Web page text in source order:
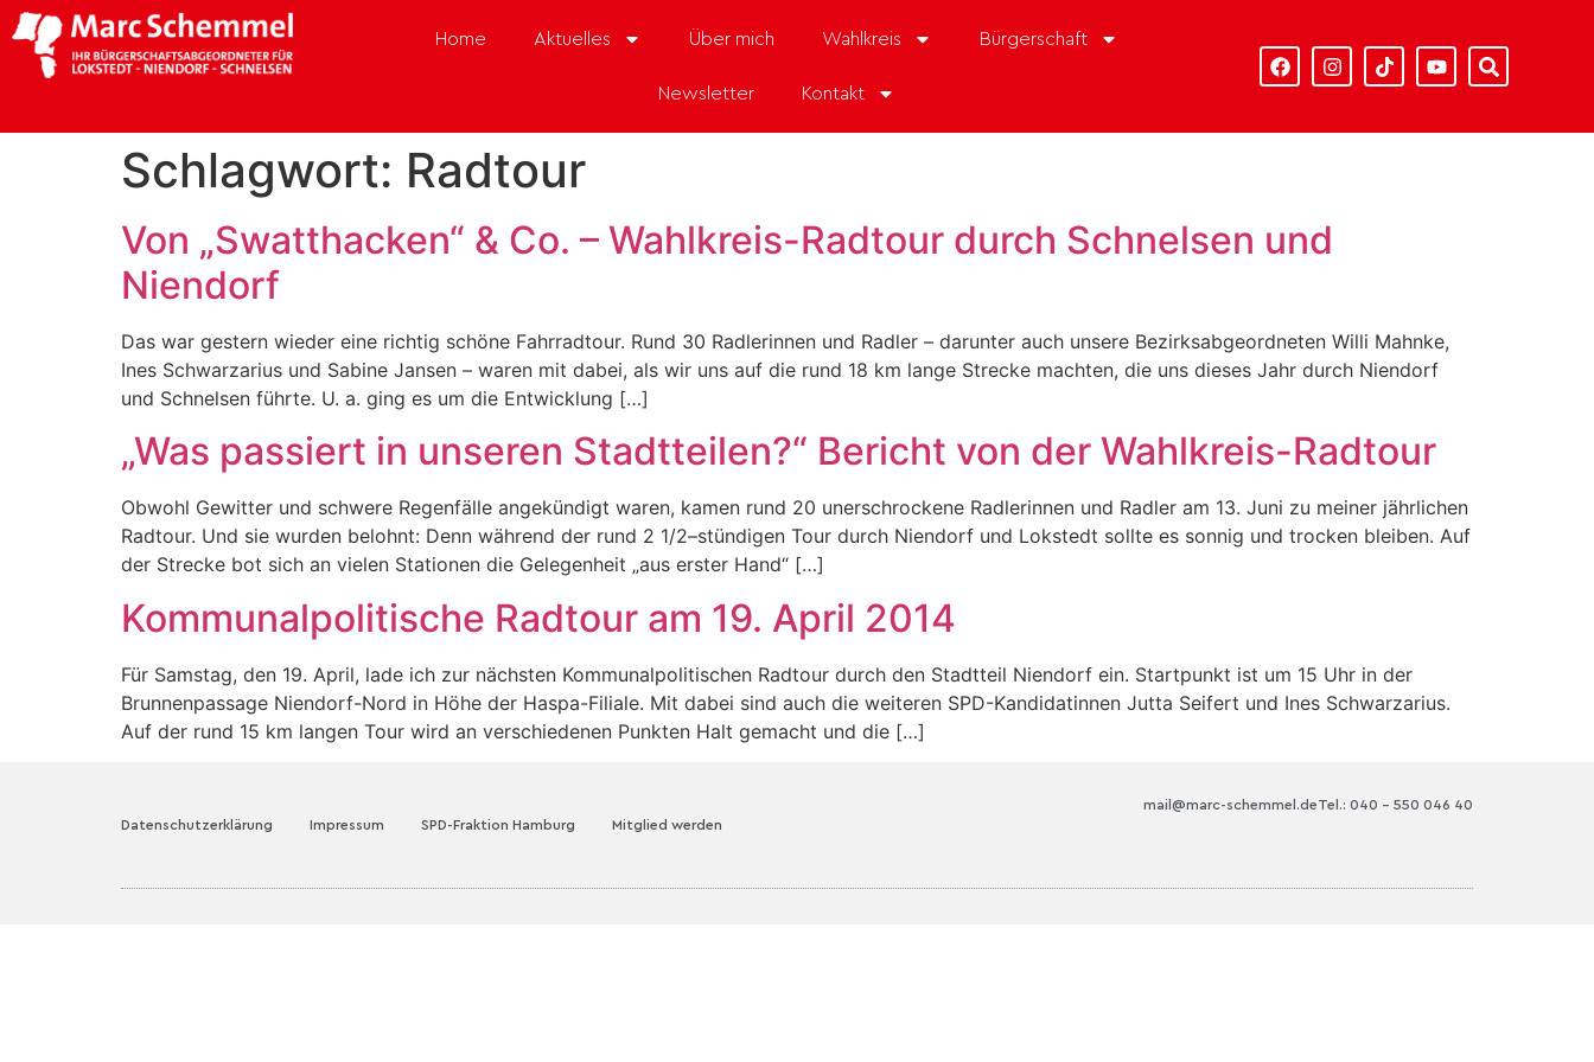
Home Aktuelles Über mich Wahlkreis Bürgerschaft
Newsletter Kontakt
Schlagwort: Radtour
Von „Swatthacken“ & Co. – Wahlkreis-Radtour durch Schnelsen und
Niendorf
Das war gestern wieder eine richtig schöne Fahrradtour. Rund 30 Radlerinnen und Radler – darunter auch unsere Bezirksabgeordneten Willi Mahnke,
Ines Schwarzarius und Sabine Jansen – waren mit dabei, als wir uns auf die rund 18 km lange Strecke machten, die uns dieses Jahr durch Niendorf
und Schnelsen führte. U. a. ging es um die Entwicklung […]
„Was passiert in unseren Stadtteilen?“ Bericht von der Wahlkreis-Radtour
Obwohl Gewitter und schwere Regenfälle angekündigt waren, kamen rund 20 unerschrockene Radlerinnen und Radler am 13. Juni zu meiner jährlichen
Radtour. Und sie wurden belohnt: Denn während der rund 2 1/2–stündigen Tour durch Niendorf und Lokstedt sollte es sonnig und trocken bleiben. Auf
der Strecke bot sich an vielen Stationen die Gelegenheit „aus erster Hand“ […]
Kommunalpolitische Radtour am 19. April 2014
Für Samstag, den 19. April, lade ich zur nächsten Kommunalpolitischen Radtour durch den Stadtteil Niendorf ein. Startpunkt ist um 15 Uhr in der
Brunnenpassage Niendorf-Nord in Höhe der Haspa-Filiale. Mit dabei sind auch die weiteren SPD-Kandidatinnen Jutta Seifert und Ines Schwarzarius.
Auf der rund 15 km langen Tour wird an verschiedenen Punkten Halt gemacht und die […]
Datenschutzerklärung Impressum SPD-Fraktion Hamburg Mitglied werden
Tel.: 040 – 550 046 40
mail@marc-schemmel.de